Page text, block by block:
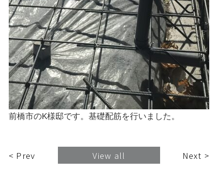
前橋市のK様邸です。基礎配筋を行いました。
< Prev View all Next >